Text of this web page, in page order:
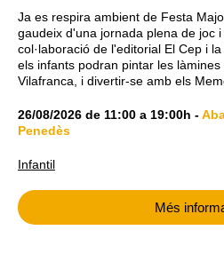
Ja es respira ambient de Festa
gaudeix d'una jornada plena de joc
col·laboració de l'editorial El Cep i
els infants podran pintar les
Vilafranca, i divertir-se amb els
26/08/2026 de 11:00 a 19:00h -
Penedès
Infantil
Més